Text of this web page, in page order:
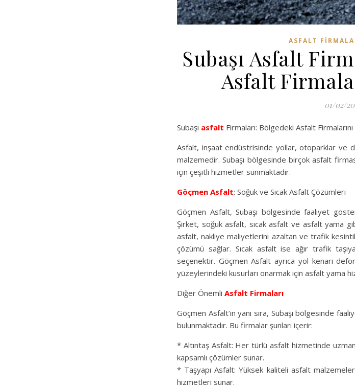
ASFALT
Subaşı Asfalt
Asfalt
01/02/
Subaşı asfalt Firmaları: Bölgedeki Asfalt Firmalarını
Asfalt, inşaat endüstrisinde yollar, otoparklar ve
malzemedir. Subaşı bölgesinde birçok asfalt
için çeşitli hizmetler sunmaktadır.
Göçmen Asfalt: Soğuk ve Sıcak Asfalt Çözümleri
Göçmen Asfalt, Subaşı bölgesinde faaliyet
Şirket, soğuk asfalt, sıcak asfalt ve asfalt yama
asfalt, nakliye maliyetlerini azaltan ve trafik
çözümü sağlar. Sıcak asfalt ise ağır trafik
seçenektir. Göçmen Asfalt ayrıca yol kenarı
yüzeylerindeki kusurları onarmak için asfalt yama
Diğer Önemli Asfalt Firmaları
Göçmen Asfalt’ın yanı sıra, Subaşı bölgesinde
bulunmaktadır. Bu firmalar şunları içerir:
* Altıntaş Asfalt: Her türlü asfalt hizmetinde
kapsamlı çözümler sunar.
* Taşyapı Asfalt: Yüksek kaliteli asfalt
hizmetleri sunar.